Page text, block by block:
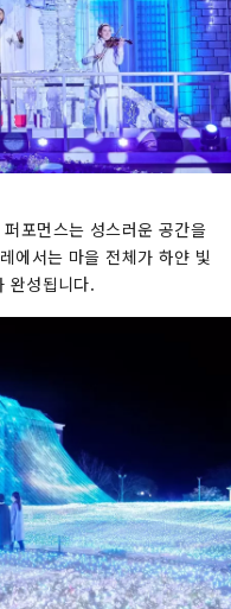
포먼스는 성스러운 공간을
에서는 마을 전체가 하얀 빛
완성됩니다.